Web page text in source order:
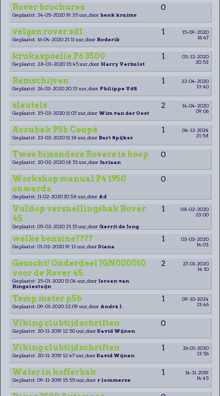
Rover brochures 0
Geplaatst: 24-05-2020 19:35 uur, door henk kruims
velgen rover sd1 1
15-09-2020
16:47
Geplaatst: 16-04-2020 21:11 uur, door Roderik
krukaspoelie P6 3500 1
03-12-2020
20:53
Geplaatst: 28-03-2020 15:45 uur, door Harry Verhulst
Remschijven 1
22-04-2020
13:40
Geplaatst: 26-03-2020 20:13 uur, door Philippe VdS
sleutels 2
14-04-2020
09:06
Geplaatst: 25-03-2020 11:07 uur, door Wim van der Oest
Accubak P5b Coupé 1
04-12-2024
21:58
Geplaatst: 23-03-2020 11:18 uur, door Bart Spijker
Twee bijzondere Rovers te koop 0
Geplaatst: 20-02-2020 18:51 uur, door Juriaan
Workshop manual P4 1950
onwards
0
Geplaatst: 11-02-2020 10:58 uur, door Ad
Vuldop versnellingsbak Rover
45
1
08-02-2020
23:00
Geplaatst: 05-02-2020 21:15 uur, door Gerrit de Jong
welke benzine???? 1
03-03-2020
14:03
Geplaatst: 01-02-2020 19:13 uur, door Diana
Gezocht! Onderdeel JGN000010
voor de Rover 45.
2
27-01-2020
14:10
Geplaatst: 25-01-2020 11:04 uur, door Jeroen van
Ringelesteijn
Temp meter p5b 1
09-10-2024
13:46
Geplaatst: 09-01-2020 22:09 uur, door André J.
Viking clubtijdschriften 0
Geplaatst: 20-11-2019 12:50 uur, door David Wijnen
Viking clubtijdschriften 1
26-01-2020
13:56
Geplaatst: 20-11-2019 12:47 uur, door David Wijnen
Water in kofferbak 1
14-11-2019
14:45
Geplaatst: 09-11-2019 15:55 uur, door r lommerse